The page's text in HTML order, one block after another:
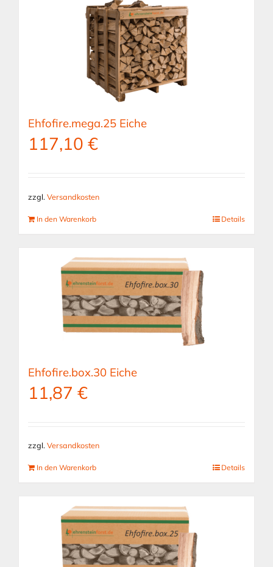
Ehfofire.mega.25 Eiche
117,10 €
zzgl. Versandkosten
In den Warenkorb Details
Ehfofire.box.30 Eiche
11,87 €
zzgl. Versandkosten
In den Warenkorb Details